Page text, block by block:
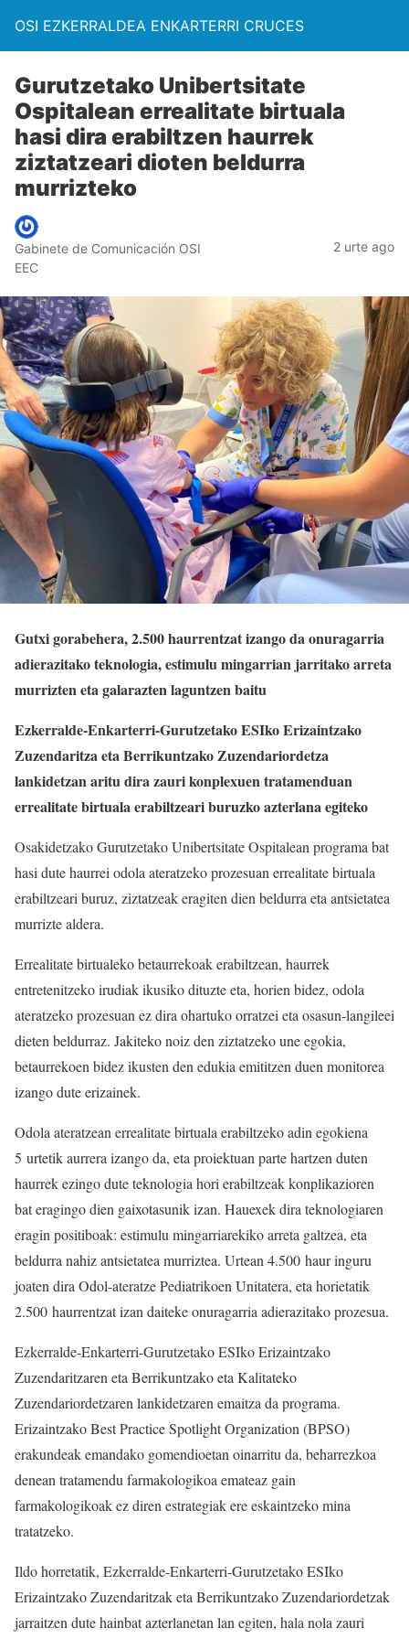
OSI EZKERRALDEA ENKARTERRI CRUCES
Gurutzetako Unibertsitate
Ospitalean errealitate birtuala
hasi dira erabiltzen haurrek
ziztatzeari dioten beldurra
murrizteko
Gabinete de Comunicación OSI
EEC
2 urte ago
Gutxi gorabehera, 2.500 haurrentzat izango da onuragarria
adierazitako teknologia, estimulu mingarrian jarritako arreta
murrizten eta galarazten laguntzen baitu
Ezkerralde-Enkarterri-Gurutzetako ESIko Erizaintzako
Zuzendaritza eta Berrikuntzako Zuzendariordetza
lankidetzan aritu dira zauri konplexuen tratamenduan
errealitate birtuala erabiltzeari buruzko azterlana egiteko
Osakidetzako Gurutzetako Unibertsitate Ospitalean programa bat
hasi dute haurrei odola ateratzeko prozesuan errealitate birtuala
erabiltzeari buruz, ziztatzeak eragiten dien beldurra eta antsietatea
murrizte aldera.
Errealitate birtualeko betaurrekoak erabiltzean, haurrek
entretenitzeko irudiak ikusiko dituzte eta, horien bidez, odola
ateratzeko prozesuan ez dira ohartuko orratzei eta osasun-langileei
dieten beldurraz. Jakiteko noiz den ziztatzeko une egokia,
betaurrekoen bidez ikusten den edukia emititzen duen monitorea
izango dute erizainek.
Odola ateratzean errealitate birtuala erabiltzeko adin egokiena
5 urtetik aurrera izango da, eta proiektuan parte hartzen duten
haurrek ezingo dute teknologia hori erabiltzeak konplikazioren
bat eragingo dien gaixotasunik izan. Hauexek dira teknologiaren
eragin positiboak: estimulu mingarriarekiko arreta galtzea, eta
beldurra nahiz antsietatea murriztea. Urtean 4.500 haur inguru
joaten dira Odol-ateratze Pediatrikoen Unitatera, eta horietatik
2.500 haurrentzat izan daiteke onuragarria adierazitako prozesua.
Ezkerralde-Enkarterri-Gurutzetako ESIko Erizaintzako
Zuzendaritzaren eta Berrikuntzako eta Kalitateko
Zuzendariordetzaren lankidetzaren emaitza da programa.
Erizaintzako Best Practice Spotlight Organization (BPSO)
erakundeak emandako gomendioetan oinarritu da, beharrezkoa
denean tratamendu farmakologikoa emateaz gain
farmakologikoak ez diren estrategiak ere eskaintzeko mina
tratatzeko.
Ildo horretatik, Ezkerralde-Enkarterri-Gurutzetako ESIko
Erizaintzako Zuzendaritzak eta Berrikuntzako Zuzendariordetzak
jarraitzen dute hainbat azterlanetan lan egiten, hala nola zauri